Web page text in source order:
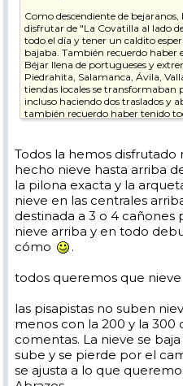
Como descendiente de
disfrutar de "La Covatilla al lado
todo el día y tener un caldito
bajaba. También recuerdo haber
Béjar llena de portugueses y
Piedrahita, Salamanca, Ávila,
tiendas locales se transformaban
incluso haciendo dos traslados y
también recuerdo haber tenido
como se hacia nieve en los
pista de La Covatilla cuando solo
regajo de las Mulas cuando se
recuerdo ver como se hacia en
centrales, para después
caso con los prismáticos por la
También recuerdo ser de los
disfrutar del día soleado, con
plenas navidades... Pero eso ya
Yo si que recuerdo haber abierto
pistas casi pelado a los pocos
y noche para llenar las pistas...
Ojalá me equivoque y vengan
que La Covatilla tenga una larga
el alma, pero es lo que pienso...
rencillas de los lugareños
Todos la hemos disfrutado
hecho nieve hasta arriba
la pilona exacta y la
nieve en las centrales
destinada a 3 o 4 cañones
nieve arriba y en todo
cómo
.
todos queremos que nieve
las pisapistas no suben
menos con la 200 y la
comentas. La nieve se
sube y se pierde por el
se ajusta a lo que